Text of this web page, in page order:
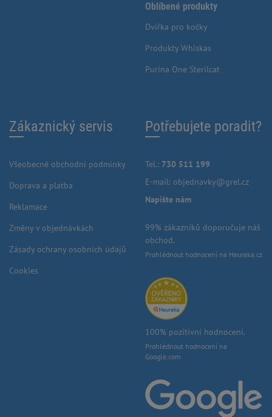
Oblíbené produkty
Dvířka pro kočky
Produkty Whiskas
Purina One Sterilcat
Zákaznický servis
Všeobecné obchodní podmínky
Doprava a platba
Reklamace
Změny v objednávkách
Zásady ochrany osobních údajů
Cookies
Potřebujete poradit?
Tel.: 730 511 199
E-mail: objednavky@grel.cz
Napište nám
99% zákazníků doporučuje náš
obchod.
Prohlédnout hodnocení na Heureka.cz
100% pozitivní hodnocení.
Prohlédnout hodnocení na
Google.com